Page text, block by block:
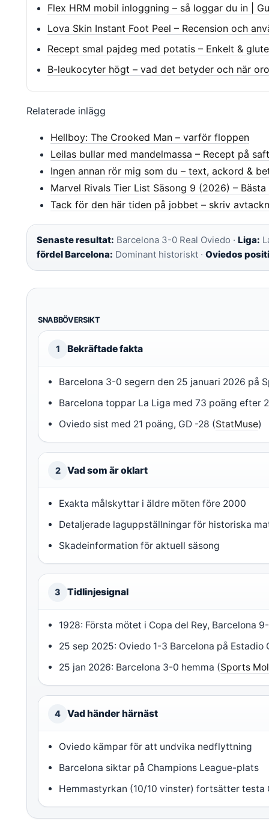
Flex HRM mobil inloggning – så loggar du in |
Lova Skin Instant Foot Peel – Recension och
Recept smal pajdeg med potatis – Enkelt &
B-leukocyter högt – vad det betyder och när
Relaterade inlägg
Hellboy: The Crooked Man – varför floppen
Leilas bullar med mandelmassa – Recept på
Ingen annan rör mig som du – text, ackord &
Marvel Rivals Tier List Säsong 9 (2026) –
Tack för den här tiden på jobbet – skriv
Senaste resultat: Barcelona 3-0 Real Oviedo · Liga:
fördel Barcelona: Dominant historiskt · Oviedos
SNABBÖVERSIKT
1 Bekräftade fakta
Barcelona 3-0 segern den 25 januari 2026 på
Barcelona toppar La Liga med 73 poäng efter
Oviedo sist med 21 poäng, GD -28 (StatMuse)
2 Vad som är oklart
Exakta målskyttar i äldre möten före 2000
Detaljerade laguppställningar för historiska
Skadeinformation för aktuell säsong
3 Tidlinjesignal
1928: Första mötet i Copa del Rey, Barcelona
25 sep 2025: Oviedo 1-3 Barcelona på Estadio
25 jan 2026: Barcelona 3-0 hemma (Sports
4 Vad händer härnäst
Oviedo kämpar för att undvika nedflyttning
Barcelona siktar på Champions League-plats
Hemmastyrkan (10/10 vinster) fortsätter testa